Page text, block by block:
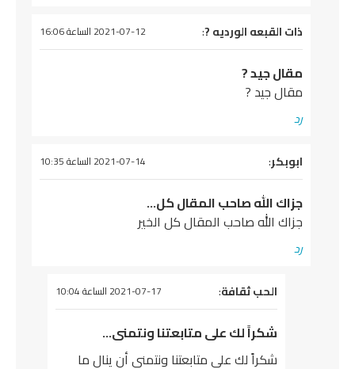
يقول
ذات القبعه الورديه ?: 2021-07-12 الساعة 16:06
مقال جيد ?
مقال جيد ?
رد
يقول
ابوبكر: 2021-07-14 الساعة 10:35
جزاك الله صاحب المقال كل…
جزاك الله صاحب المقال كل الخير
رد
يقول
الحب ثقافة: 2021-07-17 الساعة 10:04
شكراً لك على متابعتنا ونتمنى…
شكراً لك على متابعتنا ونتمنى أن ينال ما